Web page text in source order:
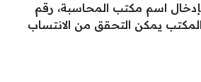
اسم مكتب المحاسبة، رقم
يمكن التحقق من الانتساب